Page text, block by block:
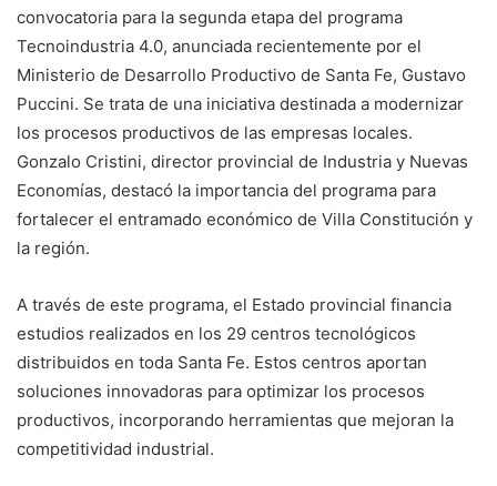
convocatoria para la segunda etapa del programa
Tecnoindustria 4.0, anunciada recientemente por el
Ministerio de Desarrollo Productivo de Santa Fe, Gustavo
Puccini. Se trata de una iniciativa destinada a modernizar
los procesos productivos de las empresas locales.
Gonzalo Cristini, director provincial de Industria y Nuevas
Economías, destacó la importancia del programa para
fortalecer el entramado económico de Villa Constitución y
la región.
A través de este programa, el Estado provincial financia
estudios realizados en los 29 centros tecnológicos
distribuidos en toda Santa Fe. Estos centros aportan
soluciones innovadoras para optimizar los procesos
productivos, incorporando herramientas que mejoran la
competitividad industrial.